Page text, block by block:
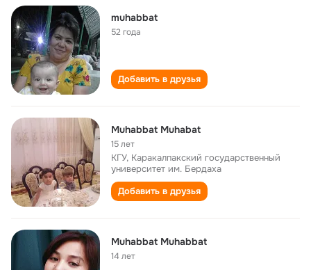
muhabbat
52 года
Добавить в друзья
Muhabbat Muhabat
15 лет
КГУ, Каракалпакский государственный
университет им. Бердаха
Добавить в друзья
Muhabbat Muhabbat
14 лет